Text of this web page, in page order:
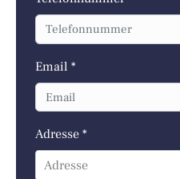
Email *
Adresse *
Adresse